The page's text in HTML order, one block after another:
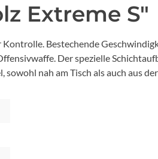
Extreme S"
Bestechende
Der spezielle
nah am Tisch als auch aus